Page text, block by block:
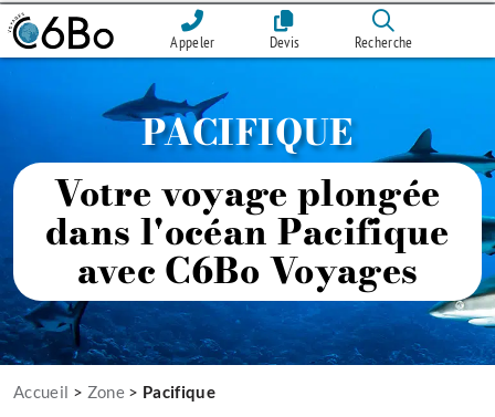
Appeler Devis Recherche
PACIFIQUE
Votre voyage plongée
dans l'océan Pacifique
avec C6Bo Voyages
Accueil > Zone> Pacifique